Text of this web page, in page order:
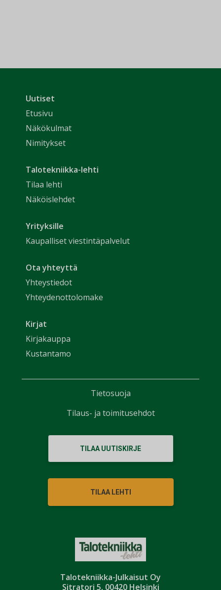
Talotekniikka-Julkaisut Oy
Sitratori 5, 00420 Helsinki
Uutiset
Etusivu
Näkökulmat
Nimitykset
Talotekniikka-lehti
Tilaa lehti
Näköislehdet
Yrityksille
Kaupalliset viestintäpalvelut
Ota yhteyttä
Yhteystiedot
Yhteydenottolomake
Kirjat
Kirjakauppa
Kustantamo
TILAA UUTISKIRJE
TILAA LEHTI
Tietosuoja
Tilaus- ja toimitusehdot